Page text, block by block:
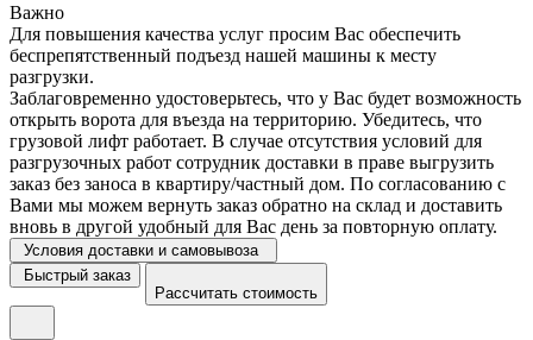
Важно
Для повышения качества услуг просим Вас обеспечить
беспрепятственный подъезд нашей машины к месту
разгрузки.
Заблаговременно удостоверьтесь, что у Вас будет возможность
открыть ворота для въезда на территорию. Убедитесь, что
грузовой лифт работает. В случае отсутствия условий для
разгрузочных работ сотрудник доставки в праве выгрузить
заказ без заноса в квартиру/частный дом. По согласованию с
Вами мы можем вернуть заказ обратно на склад и доставить
вновь в другой удобный для Вас день за повторную оплату.
Условия доставки и самовывоза
Быстрый заказ
Рассчитать стоимость